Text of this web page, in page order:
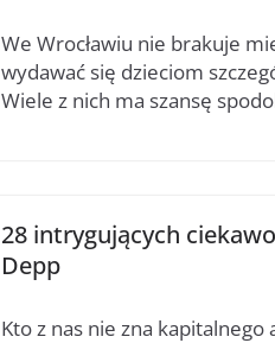
We Wrocławiu nie brakuje
wydawać się dzieciom
Wiele z nich ma szansę
28 intrygujących
Depp
Kto z nas nie zna kapitalnego